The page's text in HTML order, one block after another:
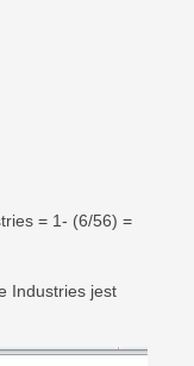
= 1- (6/56) =
Industries jest